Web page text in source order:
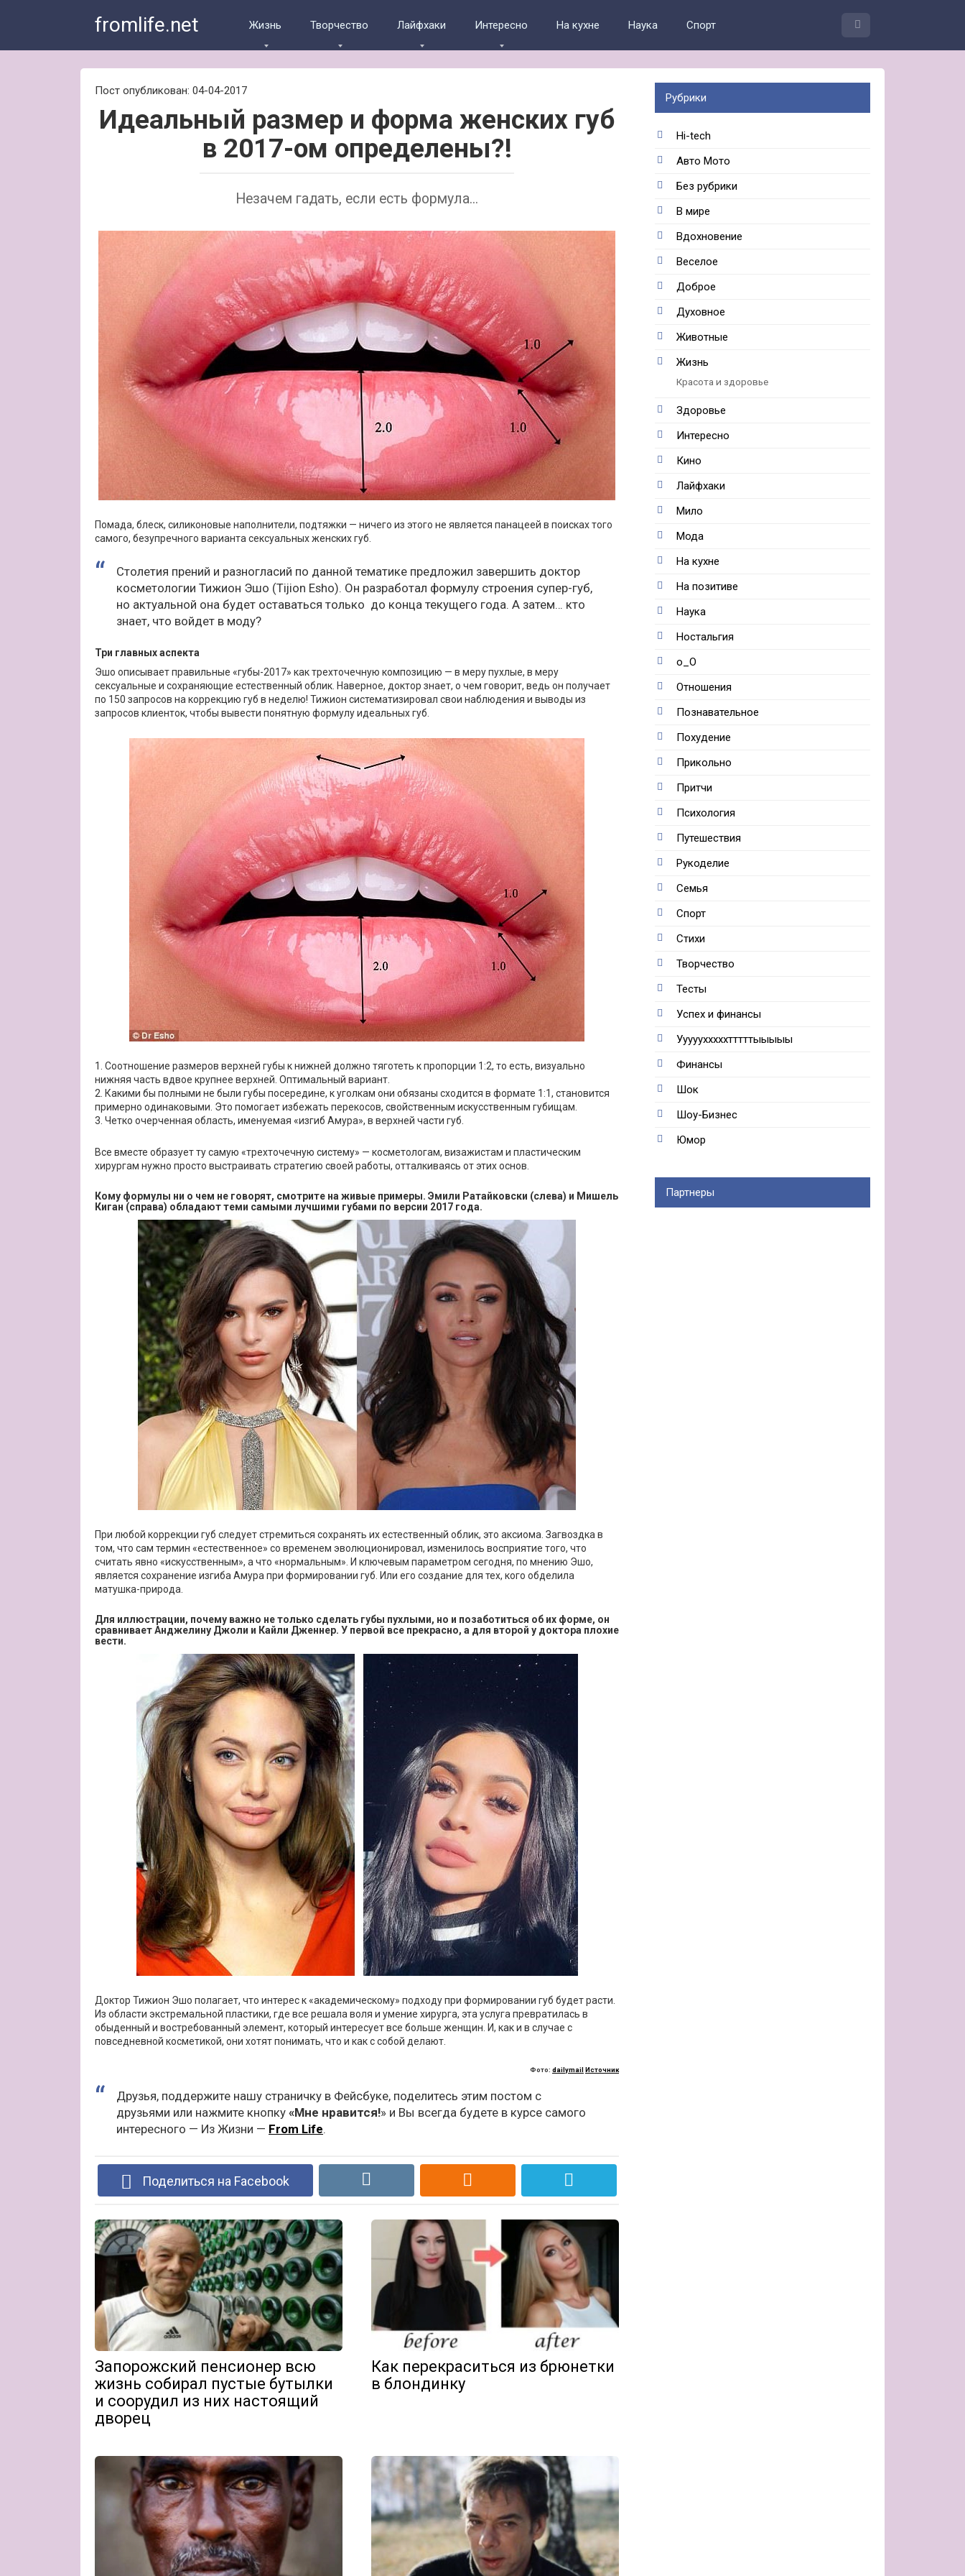
fromlife.net Жизнь Творчество Лайфхаки Интересно На кухне Наука Спорт
Пост опубликован: 04-04-2017
Идеальный размер и форма женских губ
в 2017-ом определены?!
Незачем гадать, если есть формула...
Помада, блеск, силиконовые наполнители, подтяжки — ничего из этого не является панацеей в поисках того
самого, безупречного варианта сексуальных женских губ.
Столетия прений и разногласий по данной тематике предложил завершить доктор
косметологии Тижион Эшо (Tijion Esho). Он разработал формулу строения супер-губ,
но актуальной она будет оставаться только до конца текущего года. А затем… кто
знает, что войдет в моду?
Три главных аспекта
Эшо описывает правильные «губы-2017» как трехточечную композицию — в меру пухлые, в меру
сексуальные и сохраняющие естественный облик. Наверное, доктор знает, о чем говорит, ведь он получает
по 150 запросов на коррекцию губ в неделю! Тижион систематизировал свои наблюдения и выводы из
запросов клиенток, чтобы вывести понятную формулу идеальных губ.
1. Соотношение размеров верхней губы к нижней должно тяготеть к пропорции 1:2, то есть, визуально
нижняя часть вдвое крупнее верхней. Оптимальный вариант.
2. Какими бы полными не были губы посередине, к уголкам они обязаны сходится в формате 1:1, становится
примерно одинаковыми. Это помогает избежать перекосов, свойственным искусственным губищам.
3. Четко очерченная область, именуемая «изгиб Амура», в верхней части губ.
Все вместе образует ту самую «трехточечную систему» — косметологам, визажистам и пластическим
хирургам нужно просто выстраивать стратегию своей работы, отталкиваясь от этих основ.
Кому формулы ни о чем не говорят, смотрите на живые примеры. Эмили Ратайковски (слева) и Мишель
Киган (справа) обладают теми самыми лучшими губами по версии 2017 года.
При любой коррекции губ следует стремиться сохранять их естественный облик, это аксиома. Загвоздка в
том, что сам термин «естественное» со временем эволюционировал, изменилось восприятие того, что
считать явно «искусственным», а что «нормальным». И ключевым параметром сегодня, по мнению Эшо,
является сохранение изгиба Амура при формировании губ. Или его создание для тех, кого обделила
матушка-природа.
Для иллюстрации, почему важно не только сделать губы пухлыми, но и позаботиться об их форме, он
сравнивает Анджелину Джоли и Кайли Дженнер. У первой все прекрасно, а для второй у доктора плохие
вести.
Доктор Тижион Эшо полагает, что интерес к «академическому» подходу при формировании губ будет расти.
Из области экстремальной пластики, где все решала воля и умение хирурга, эта услуга превратилась в
обыденный и востребованный элемент, который интересует все больше женщин. И, как и в случае с
повседневной косметикой, они хотят понимать, что и как с собой делают.
Фото: dailymail Источник
Друзья, поддержите нашу страничку в Фейсбуке, поделитесь этим постом с
друзьями или нажмите кнопку «Мне нравится!» и Вы всегда будете в курсе самого
интересного — Из Жизни — From Life.
Поделиться на Facebook
Запорожский пенсионер всю
жизнь собирал пустые бутылки
и соорудил из них настоящий
дворец
Как перекраситься из брюнетки
в блондинку
Рубрики
Hi-tech
Авто Мото
Без рубрики
В мире
Вдохновение
Веселое
Доброе
Духовное
Животные
Жизнь
Красота и здоровье
Здоровье
Интересно
Кино
Лайфхаки
Мило
Мода
На кухне
На позитиве
Наука
Ностальгия
о_О
Отношения
Познавательное
Похудение
Прикольно
Притчи
Психология
Путешествия
Рукоделие
Семья
Спорт
Стихи
Творчество
Тесты
Успех и финансы
Ууууухххххтттттыыыыы
Финансы
Шок
Шоу-Бизнес
Юмор
Партнеры